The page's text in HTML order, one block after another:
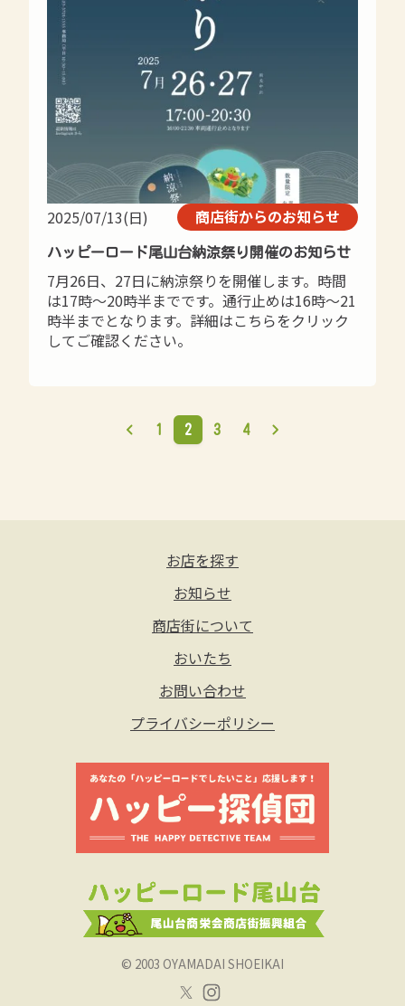
2025/07/13(日) 商店街からのお知らせ
ハッピーロード尾山台納涼祭り開催のお知らせ
7月26日、27日に納涼祭りを開催します。時間
は17時～20時半までです。通行止めは16時～21
時半までとなります。詳細はこちらをクリック
してご確認ください。
1 2 3 4
お店を探す
お知らせ
商店街について
おいたち
お問い合わせ
プライバシーポリシー
© 2003 OYAMADAI SHOEIKAI